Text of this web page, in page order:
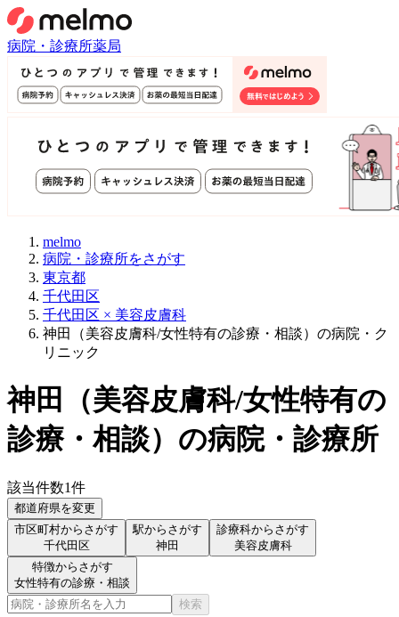
病院・診療所薬局
melmo
病院・診療所をさがす
東京都
千代田区
千代田区 × 美容皮膚科
神田（美容皮膚科/女性特有の診療・相談）の病院・ク
リニック
神田 （美容皮膚科/女性特有の
診療・相談） の病院・診療所
該当件数1件
都道府県を変更
市区町村からさがす
千代田区
駅からさがす
神田
診療科からさがす
美容皮膚科
特徴からさがす
女性特有の診療・相談
検索